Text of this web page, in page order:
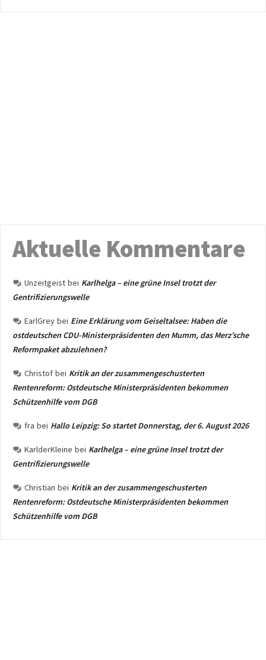
Aktuelle Kommentare
Unzeitgeist bei Karlhelga – eine grüne Insel trotzt der
Gentrifizierungswelle
EarlGrey bei Eine Erklärung vom Geiseltalsee: Haben die
ostdeutschen CDU-Ministerpräsidenten den Mumm, das Merz’sche
Reformpaket abzulehnen?
Christof bei Kritik an der zusammengeschusterten
Rentenreform: Ostdeutsche Ministerpräsidenten bekommen
Schützenhilfe vom DGB
fra bei Hallo Leipzig: So startet Donnerstag, der 6. August 2026
KarlderKleine bei Karlhelga – eine grüne Insel trotzt der
Gentrifizierungswelle
Christian bei Kritik an der zusammengeschusterten
Rentenreform: Ostdeutsche Ministerpräsidenten bekommen
Schützenhilfe vom DGB